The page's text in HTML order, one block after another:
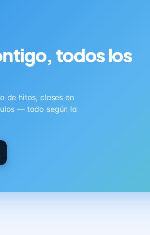
todos los
de hitos, clases en
— todo según la